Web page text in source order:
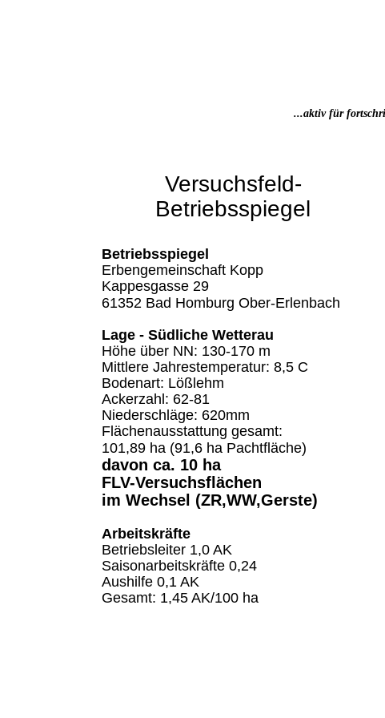
Versuchsfeld-
Betriebsspiegel
Betriebsspiegel
Erbengemeinschaft Kopp
Kappesgasse 29
61352 Bad Homburg Ober-Erlenbach
Lage - Südliche Wetterau
Höhe über NN: 130-170 m
Mittlere Jahrestemperatur: 8,5 C
Bodenart: Lößlehm
Ackerzahl: 62-81
Niederschläge: 620mm
Flächenausstattung gesamt:
101,89 ha (91,6 ha Pachtfläche)
davon ca. 10 ha
FLV-Versuchsflächen
im Wechsel (ZR,WW,Gerste)
Arbeitskräfte
Betriebsleiter 1,0 AK
Saisonarbeitskräfte 0,24
Aushilfe 0,1 AK
Gesamt: 1,45 AK/100 ha
...aktiv für